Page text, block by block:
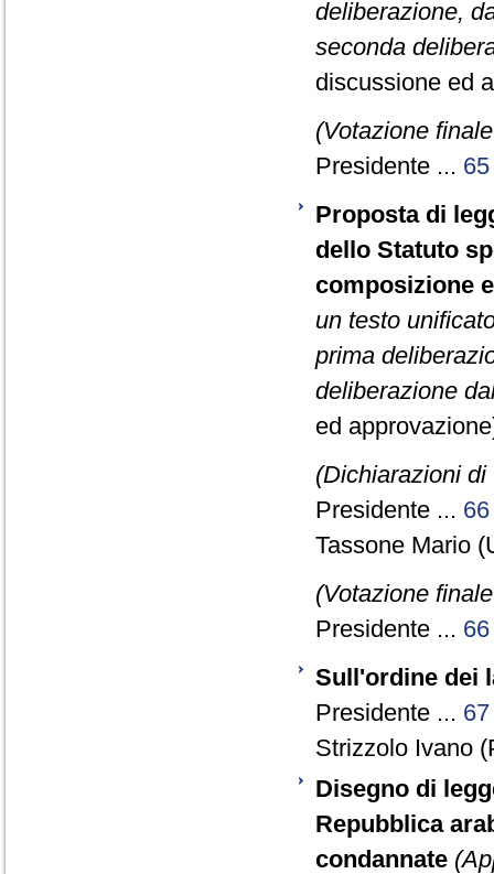
deliberazione,
seconda
discussione ed
(Votazione
Presidente ... 65
Proposta di
dello Statuto
composizione
un testo
prima
deliberazione
ed
(Dichiarazioni
Presidente ... 66
Tassone Mario
(Votazione
Presidente ... 66
Sull'ordine dei
Presidente ... 67
Strizzolo Ivano
Disegno di
Repubblica
condannate